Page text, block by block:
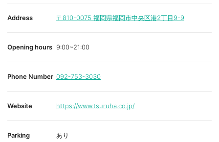
Address 〒810-0075 福岡県福岡市中央区港2丁目9-9
Opening hours 9:00~21:00
Phone Number 092-753-3030
Website https://www.tsuruha.co.jp/
Parking あり